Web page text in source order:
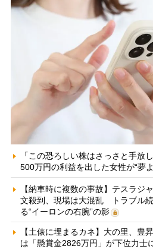
「この恐ろしい株はさっさと手
500万円の利益を出した女性が“夢
【納車時に複数の事故】テスラジ
文殺到、現場は大混乱 トラブル
る“イーロンの右腕”の影
【土俵に埋まるカネ】大の里、豊
は「懸賞金2826万円」が下位力士